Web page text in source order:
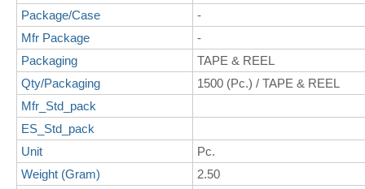
Package/Case
-
Mfr Package
-
Packaging
TAPE & REEL
Qty/Packaging
1500 (Pc.) / TAPE & REEL
Mfr_Std_pack
ES_Std_pack
Unit
Pc.
Weight (Gram)
2.50